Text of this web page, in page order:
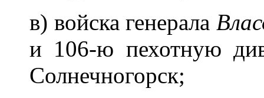
в) войска генерала
и 106-ю пехотную
Солнечногорск;